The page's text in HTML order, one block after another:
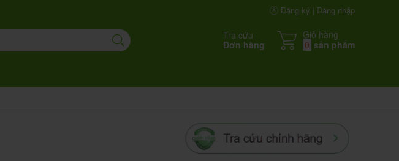
Đăng ký | Đăng nhập
Tra cứu
Đơn hàng
Giỏ hàng
0 sản phẩm